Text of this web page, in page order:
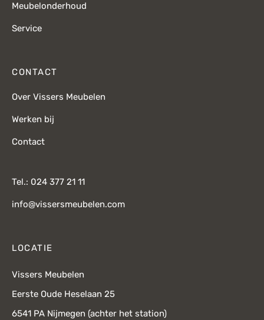
Meubelonderhoud
Service
CONTACT
Over Vissers Meubelen
Werken bij
Contact
Tel.: 024 377 21 11
info@vissersmeubelen.com
LOCATIE
Vissers Meubelen
Eerste Oude Heselaan 25
6541 PA Nijmegen (achter het station)